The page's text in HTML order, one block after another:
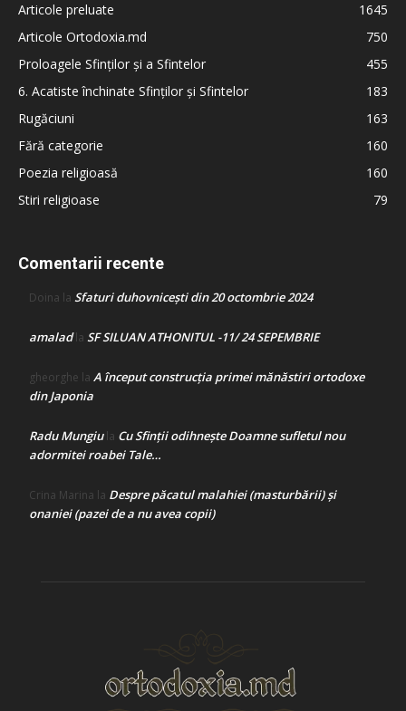
Articole preluate
1645
Articole Ortodoxia.md
750
Proloagele Sfinților și a Sfintelor
455
6. Acatiste închinate Sfinților și Sfintelor
183
Rugăciuni
163
Fără categorie
160
Poezia religioasă
160
Stiri religioase
79
Comentarii recente
Doina la Sfaturi duhovnicești din 20 octombrie 2024
amaladla SF SILUAN ATHONITUL -11/ 24 SEPEMBRIE
gheorghe la A început construcţia primei mănăstiri ortodoxe
din Japonia
Radu Mungiula Cu Sfinții odihnește Doamne sufletul nou
adormitei roabei Tale…
Crina Marina la Despre păcatul malahiei (masturbării) şi
onaniei (pazei de a nu avea copii)